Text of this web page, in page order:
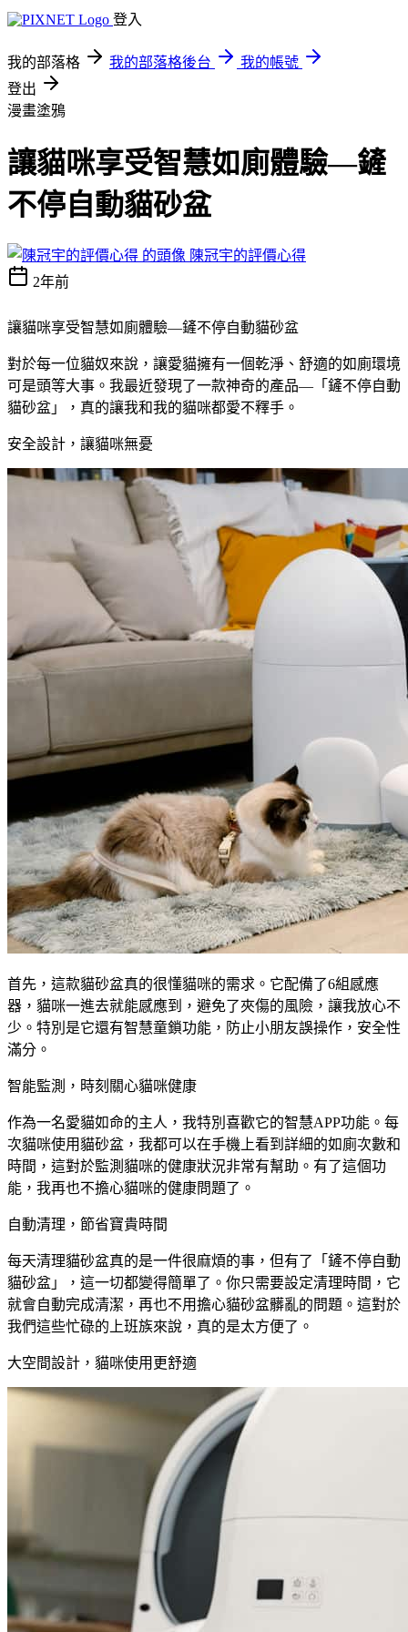
登入
我的部落格 我的部落格後台
我的帳號
登出
漫畫塗鴉
讓貓咪享受智慧如廁體驗—鏟
不停自動貓砂盆
陳冠宇的評價心得
2年前
讓貓咪享受智慧如廁體驗—鏟不停自動貓砂盆
對於每一位貓奴來說，讓愛貓擁有一個乾淨、舒適的如廁環境
可是頭等大事。我最近發現了一款神奇的產品—「鏟不停自動
貓砂盆」，真的讓我和我的貓咪都愛不釋手。
安全設計，讓貓咪無憂
首先，這款貓砂盆真的很懂貓咪的需求。它配備了6組感應
器，貓咪一進去就能感應到，避免了夾傷的風險，讓我放心不
少。特別是它還有智慧童鎖功能，防止小朋友誤操作，安全性
滿分。
智能監測，時刻關心貓咪健康
作為一名愛貓如命的主人，我特別喜歡它的智慧APP功能。每
次貓咪使用貓砂盆，我都可以在手機上看到詳細的如廁次數和
時間，這對於監測貓咪的健康狀況非常有幫助。有了這個功
能，我再也不擔心貓咪的健康問題了。
自動清理，節省寶貴時間
每天清理貓砂盆真的是一件很麻煩的事，但有了「鏟不停自動
貓砂盆」，這一切都變得簡單了。你只需要設定清理時間，它
就會自動完成清潔，再也不用擔心貓砂盆髒亂的問題。這對於
我們這些忙碌的上班族來說，真的是太方便了。
大空間設計，貓咪使用更舒適